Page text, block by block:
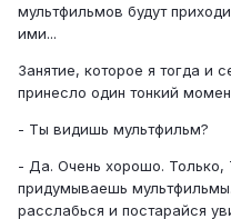
мультфильмов будут
ими...
Занятие, которое я тогда и
принесло один тонкий
- Ты видишь мультфильм?
- Да. Очень хорошо.
придумываешь
расслабься и постарайся